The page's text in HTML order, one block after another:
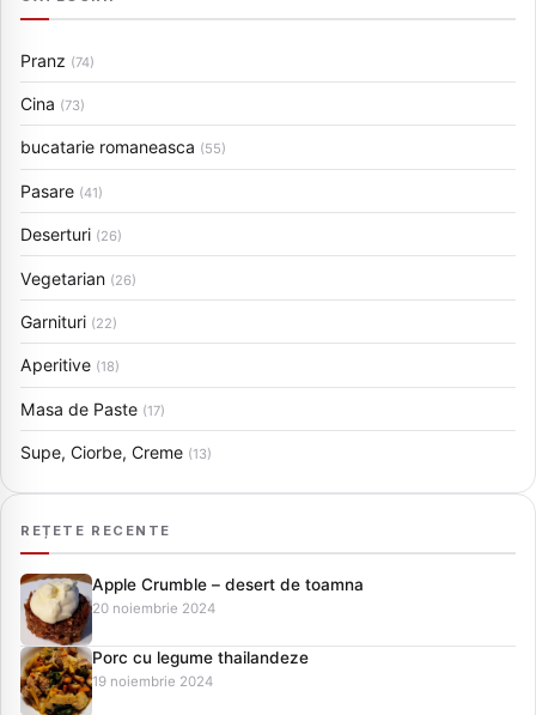
Pranz (74)
Cina (73)
bucatarie romaneasca (55)
Pasare (41)
Deserturi (26)
Vegetarian (26)
Garnituri (22)
Aperitive (18)
Masa de Paste (17)
Supe, Ciorbe, Creme (13)
REȚETE RECENTE
Apple Crumble – desert de toamna
20 noiembrie 2024
Porc cu legume thailandeze
19 noiembrie 2024